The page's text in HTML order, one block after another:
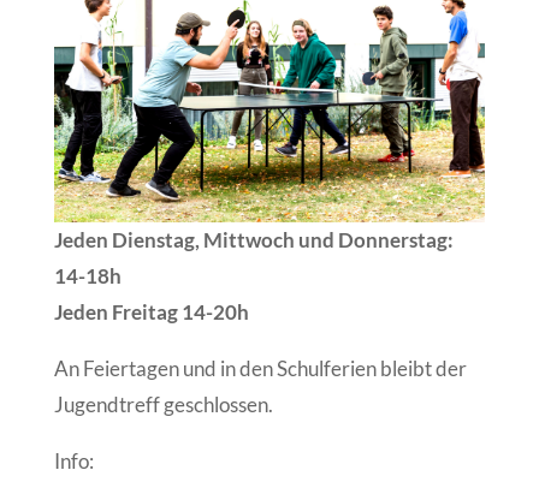
Jeden Dienstag, Mittwoch und Donnerstag:
14-18h
Jeden Freitag 14-20h
An Feiertagen und in den Schulferien bleibt der
Jugendtreff geschlossen.
Info: